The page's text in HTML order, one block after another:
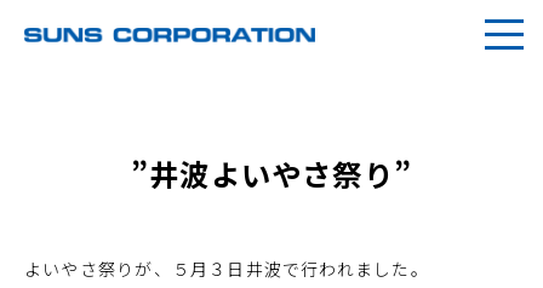
”井波よいやさ祭り”
よいやさ祭りが、５月３日井波で行われました。